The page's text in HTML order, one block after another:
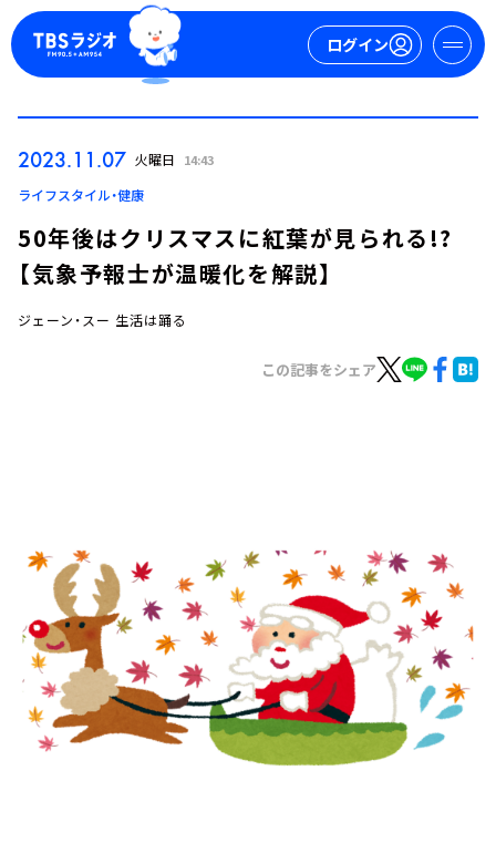
ログイン
ログイン
YouTube
会社情報
2023.11.07 火曜日 14:43
ライフスタイル・健康
50年後はクリスマスに紅葉が見られる!?
【気象予報士が温暖化を解説】
ジェーン・スー 生活は踊る
この記事をシェア